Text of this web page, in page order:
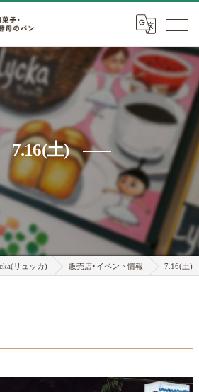
7.16(土)
リュッカ) 販売店･イベント情報 7.16(土)